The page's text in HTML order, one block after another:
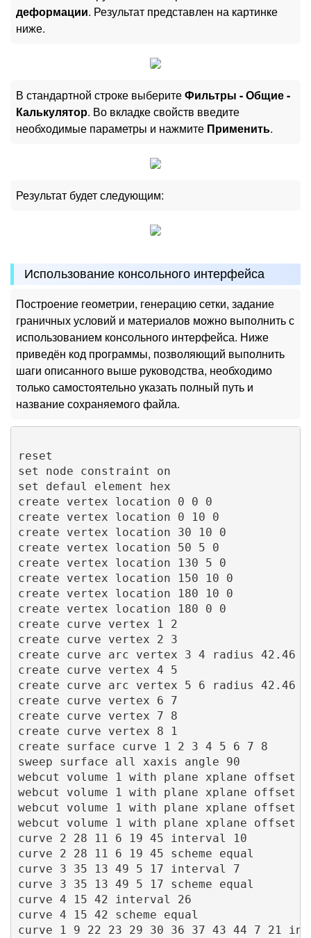
деформации. Результат представлен на картинке
ниже.
В стандартной строке выберитеФильтры - Общие -
Калькулятор. Во вкладке свойств введите
необходимые параметры и нажмите Применить.
Результат будет следующим:
Использование консольного интерфейсa
Построение геометрии, генерацию сетки, задание
граничных условий и материалов можно выполнить с
использованием консольного интерфейса. Ниже
приведён код программы, позволяющий выполнить
шаги описанного выше руководства, необходимо
только самостоятельно указать полный путь и
название сохраняемого файла.
reset
set node constraint on
set defaul element hex
create vertex location 0 0 0
create vertex location 0 10 0
create vertex location 30 10 0
create vertex location 50 5 0
create vertex location 130 5 0
create vertex location 150 10 0
create vertex location 180 10 0
create vertex location 180 0 0
create curve vertex 1 2
create curve vertex 2 3
create curve arc vertex 3 4 radius 42.46
create curve vertex 4 5
create curve arc vertex 5 6 radius 42.46
create curve vertex 6 7
create curve vertex 7 8
create curve vertex 8 1
create surface curve 1 2 3 4 5 6 7 8
sweep surface all xaxis angle 90
webcut volume 1 with plane xplane offset
webcut volume 1 with plane xplane offset
webcut volume 1 with plane xplane offset
webcut volume 1 with plane xplane offset
curve 2 28 11 6 19 45 interval 10
curve 2 28 11 6 19 45 scheme equal
curve 3 35 13 49 5 17 interval 7
curve 3 35 13 49 5 17 scheme equal
curve 4 15 42 interval 26
curve 4 15 42 scheme equal
curve 1 9 22 23 29 30 36 37 43 44 7 21